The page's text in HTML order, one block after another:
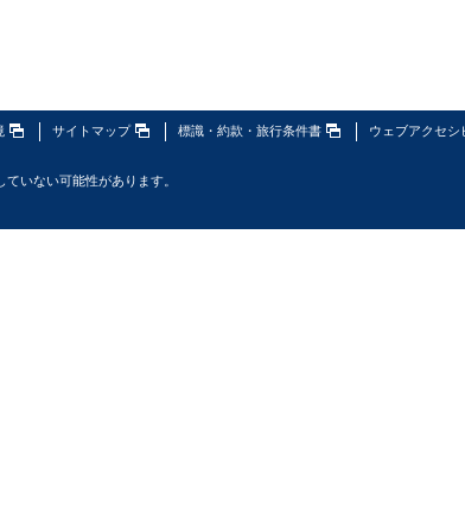
サイトマップ 標識・約款・旅行条件書
ウェブアクセシ
いない可能性があります。